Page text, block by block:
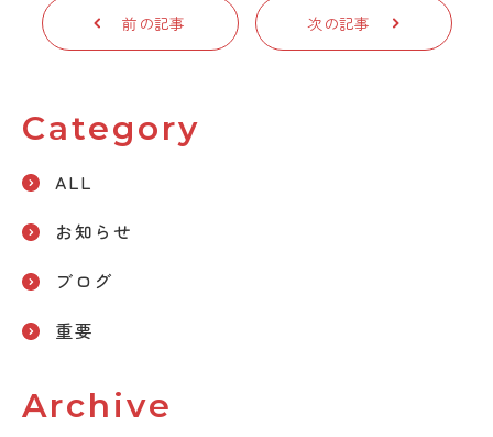
前の記事 次の記事
Category
ALL
お知らせ
ブログ
重要
Archive